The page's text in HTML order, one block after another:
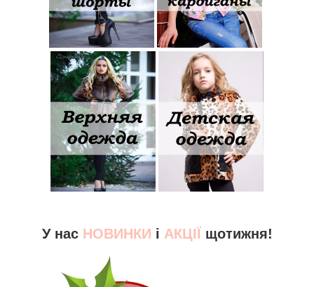
У нас НОВИНКИ і АКЦІЇ щотижня!